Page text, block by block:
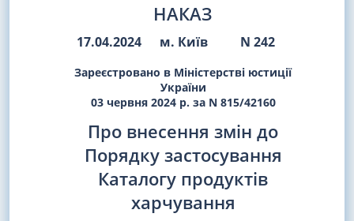
НАКАЗ
17.04.2024 м. Київ N 242
Зареєстровано в Міністерстві юстиції
України
03 червня 2024 р. за N 815/42160
Про внесення змін до
Порядку застосування
Каталогу продуктів
харчування